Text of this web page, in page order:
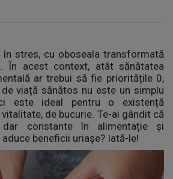
stres, cu oboseala transformată
În acest context, atât sănătatea
ar trebui să fie prioritățile 0,
viață sănătos nu este un simplu
este ideal pentru o existență
de bucurie. Te-ai gândit că
dar constante în alimentație și
beneficii uriașe? Iată-le!